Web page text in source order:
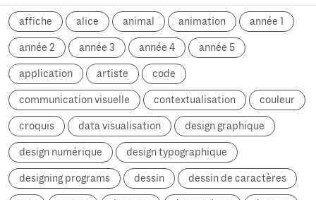
affiche alice animal animation année 1
année 2 année 3 année 4 année 5
application artiste code
communication visuelle contextualisation couleur
croquis data visualisation design graphique
design numérique design typographique
designing programs dessin dessin de caractères